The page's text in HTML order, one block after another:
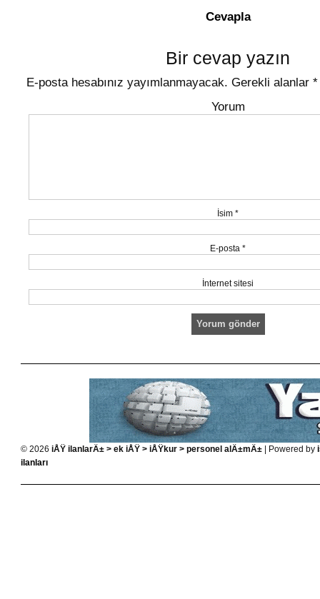
Cevapla
Bir cevap yazın
E-posta hesabınız yayımlanmayacak. Gerekli alanlar *
Yorum
İsim *
E-posta *
İnternet sitesi
© 2026 iÅŸ ilanlarÄ± > ek iÅŸ > iÅŸkur > personel alÄ±mÄ± | Powered by
ilanları